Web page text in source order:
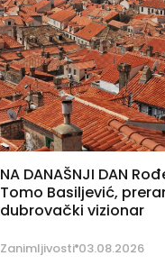
NA DANAŠNJI DAN
Tomo Basiljević,
dubrovački vizionar
Zanimljivosti 03.08.2026